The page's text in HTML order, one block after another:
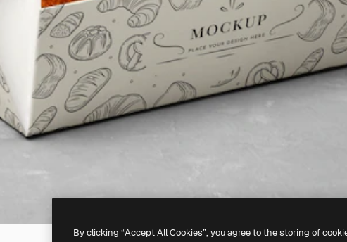
By clicking “Accept All Cookies”, you agree to the storing of